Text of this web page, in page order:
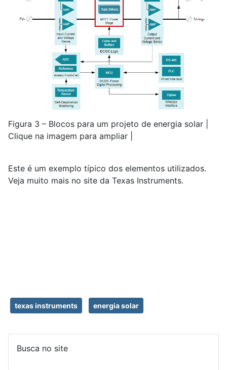
Figura 3 – Blocos para um projeto de energia solar |
Clique na imagem para ampliar |
Este é um exemplo típico dos elementos utilizados.
Veja muito mais no site da Texas Instruments.
texas instruments energia solar
Busca no site